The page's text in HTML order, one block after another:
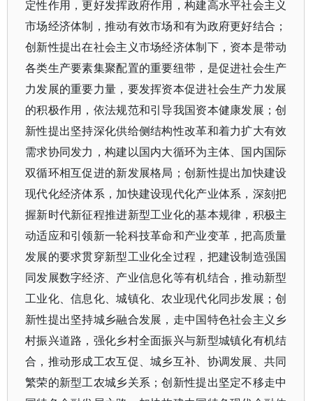
定性作用，更好发挥政府作用，构建高水平社会主义
市场经济体制，推动有效市场和有为政府更好结合；
创新性提出在社会主义市场经济体制下，资本是带动
各类生产要素集聚配置的重要纽带，是促进社会生产
力发展的重要力量，要发挥资本促进社会生产力发展
的积极作用，依法规范和引导我国资本健康发展；创
新性提出坚持深化供给侧结构性改革和着力扩大有效
需求协同发力，构建以国内大循环为主体、国内国际
双循环相互促进的新发展格局；创新性提出加快建设
现代化经济体系，加快建设现代化产业体系，深刻把
握新时代新征程推进新型工业化的基本规律，积极主
动适应和引领新一轮科技革命和产业变革，把高质量
发展的要求贯穿新型工业化全过程，把建设制造强国
同发展数字经济、产业信息化等有机结合，推动新型
工业化、信息化、城镇化、农业现代化同步发展；创
新性提出坚持城乡融合发展，走中国特色社会主义乡
村振兴道路，强化乡村全面振兴与新型城镇化有机结
合，推动形成工农互促、城乡互补、协调发展、共同
繁荣的新型工农城乡关系；创新性提出坚定不移走中